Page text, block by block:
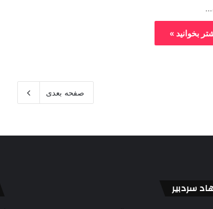
بخوانید »
صفحه بعدی
سردبیر